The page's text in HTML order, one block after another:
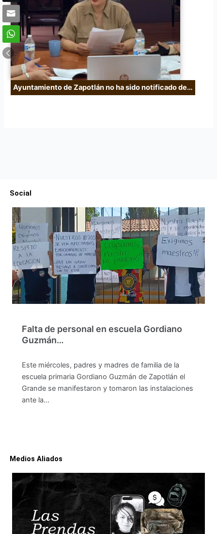
Ayuntamiento de Zapotlán no ha sido notificado de…
Social
Falta de personal en escuela Gordiano
Guzmán…
Este miércoles, padres y madres de familia de la
escuela primaria Gordiano Guzmán de Zapotlán el
Grande se manifestaron y tomaron las instalaciones
ante la…
Medios Aliados